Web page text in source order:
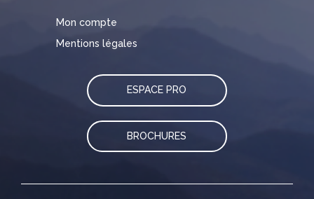
Mon compte
Mentions légales
ESPACE PRO
BROCHURES